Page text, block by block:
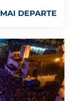
MAI DEPARTE